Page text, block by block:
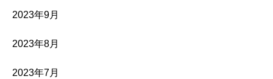
2023年9月
2023年8月
2023年7月